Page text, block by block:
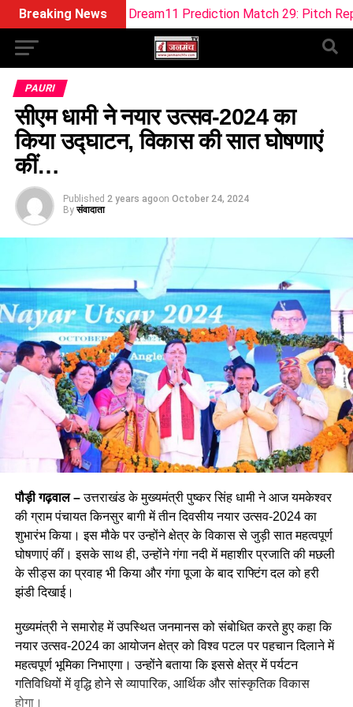
Breaking News
SOB-W Dream11 Prediction Match 29: Pitch Report, Playing
PAURI
सीएम धामी ने नयार उत्सव-2024 का
किया उद्घाटन, विकास की सात घोषणाएं
कीं…
Published 2 years agoon October 24, 2024
By संवादाता
पौड़ी गढ़वाल –उत्तराखंड के मुख्यमंत्री पुष्कर सिंह धामी ने आज यमकेश्वर
की ग्राम पंचायत किनसुर बागी में तीन दिवसीय नयार उत्सव-2024 का
शुभारंभ किया। इस मौके पर उन्होंने क्षेत्र के विकास से जुड़ी सात महत्वपूर्ण
घोषणाएं कीं। इसके साथ ही, उन्होंने गंगा नदी में महाशीर प्रजाति की मछली
के सीड्स का प्रवाह भी किया और गंगा पूजा के बाद राफ्टिंग दल को हरी
झंडी दिखाई।
मुख्यमंत्री ने समारोह में उपस्थित जनमानस को संबोधित करते हुए कहा कि
नयार उत्सव-2024 का आयोजन क्षेत्र को विश्व पटल पर पहचान दिलाने में
महत्वपूर्ण भूमिका निभाएगा। उन्होंने बताया कि इससे क्षेत्र में पर्यटन
गतिविधियों में वृद्धि होने से व्यापारिक, आर्थिक और सांस्कृतिक विकास
होगा।